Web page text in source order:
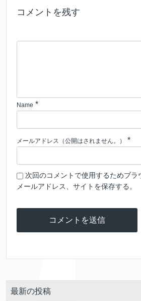
コメントを残す
Name *
メールアドレス（公開はされません。） *
次回のコメントで使用するためブラ
メールアドレス、サイトを保存する。
最新の投稿